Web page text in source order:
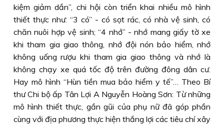
kiệm giảm dần”, chi hội còn triển khai nhiều mô hình
thiết thực như: “3 có” - có sọt rác, có nhà vệ sinh, có
chăn nuôi hợp vệ sinh; “4 nhớ” - nhớ mang giấy tờ xe
khi tham gia giao thông, nhớ đội nón bảo hiểm, nhớ
không uống rượu khi tham gia giao thông và nhớ là
không chạy xe quá tốc độ trên đường đông dân cư.
Hay mô hình “Hùn tiền mua bảo hiểm y tế”… Theo Bí
thư Chi bộ ấp Tân Lợi A Nguyễn Hoàng Sơn: Từ những
mô hình thiết thực, gần gũi của phụ nữ đã góp phần
cùng với địa phương thực hiện thắng lợi các tiêu chí xây